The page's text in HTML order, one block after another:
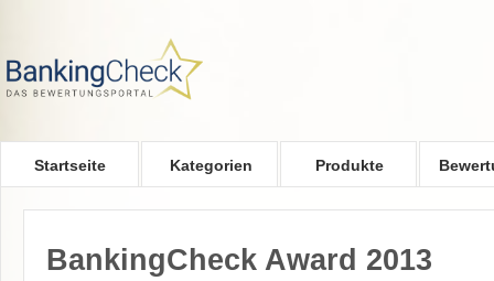
Startseite Kategorien Produkte
BankingCheck Award 2013